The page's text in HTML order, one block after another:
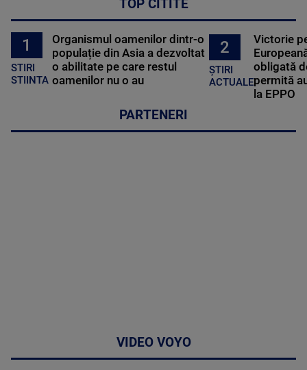
TOP CITITE
1
STIRI
STIINTA
Organismul oamenilor dintr-o
populație din Asia a dezvoltat
o abilitate pe care restul
oamenilor nu o au
2
ȘTIRI
ACTUALE
Victorie
obligată
permită
la EPPO
PARTENERI
VIDEO VOYO